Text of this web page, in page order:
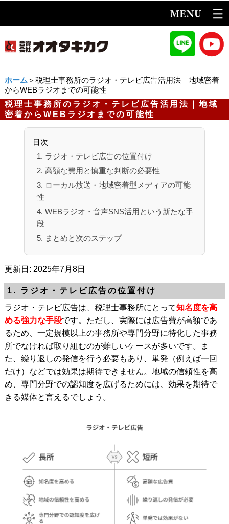
ホーム ＞税理士事務所のラジオ・テレビ広告活用法｜地域密着
からWEBラジオまでの可能性
税理士事務所のラジオ・テレビ広告活用法｜地域
密着からWEBラジオまでの可能性
目次
1. ラジオ・テレビ広告の位置付け
2. 高額な費用と慎重な判断の必要性
3. ローカル放送・地域密着型メディアの可能
性
4. WEBラジオ・音声SNS活用という新たな手
段
5. まとめと次のステップ
更新日: 2025年7月8日
1. ラジオ・テレビ広告の位置付け
ラジオ・テレビ広告は、税理士事務所にとって知名度を高
める強力な手段です。ただし、実際には広告費が高額であ
るため、一定規模以上の事務所や専門分野に特化した事務
所でなければ取り組むのが難しいケースが多いです。ま
た、繰り返しの発信を行う必要もあり、単発（例えば一回
だけ）などでは効果は期待できません。地域の信頼性を高
め、専門分野での認知度を広げるためには、効果を期待で
きる媒体と言えるでしょう。